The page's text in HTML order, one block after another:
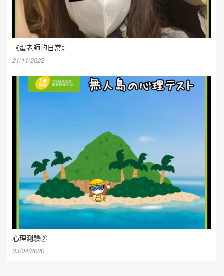
《蛋老師的日常》
21/11/2022
心理測驗②
03/04/2020